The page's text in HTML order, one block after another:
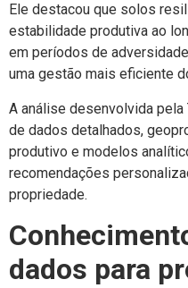
Ele destacou que solos
estabilidade produtiva ao
em períodos de
uma gestão mais eficiente
A análise desenvolvida
de dados detalhados,
produtivo e modelos
recomendações
propriedade.
dados para